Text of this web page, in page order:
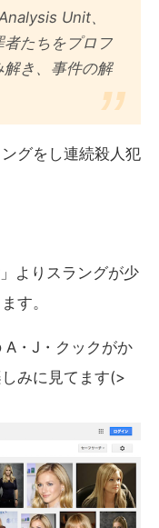
Unit、
たちをプロフ
解き、事件の解
グをし連続殺人犯
よりスラングが少
す。
A・J・クックがか
みに見てます(>